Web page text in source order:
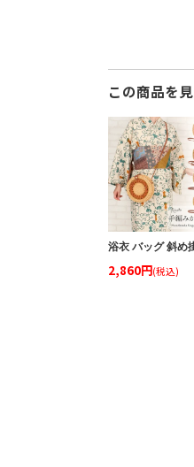
この商品を
2,860円(税込)